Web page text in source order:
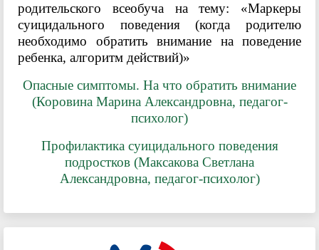
родительского всеобуча на тему: «Маркеры
суицидального поведения (когда родителю
необходимо обратить внимание на поведение
ребенка, алгоритм действий)»
Опасные симптомы. На что обратить внимание
(Коровина Марина Александровна, педагог-
психолог)
Профилактика суицидального поведения
подростков (Максакова Светлана
Александровна, педагог-психолог)